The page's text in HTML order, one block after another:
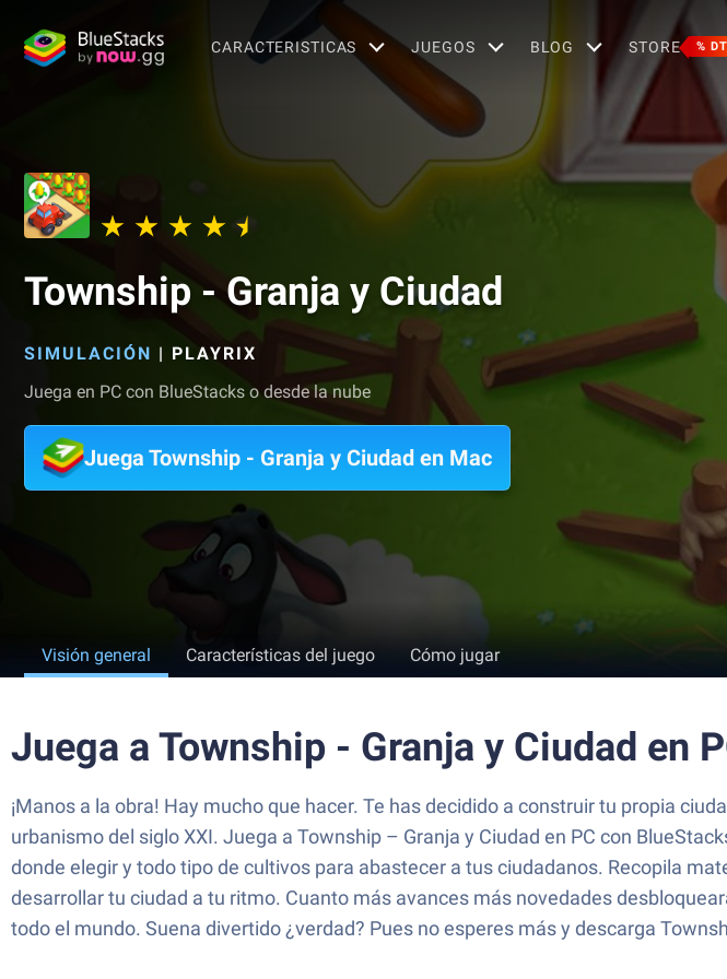
CARACTERISTICAS JUEGOS BLOG STORE %
Township - Granja y Ciudad
SIMULACIÓN | PLAYRIX
Juega en PC con BlueStacks o desde la nube
Juega Township - Granja y Ciudad en Mac
Visión general Características del juego Cómo jugar
Juega a Township - Granja y Ciudad en
¡Manos a la obra! Hay mucho que hacer. Te has decidido a construir tu propia
urbanismo del siglo XXI. Juega a Township – Granja y Ciudad en PC con
donde elegir y todo tipo de cultivos para abastecer a tus ciudadanos. Recopila
desarrollar tu ciudad a tu ritmo. Cuanto más avances más novedades
todo el mundo. Suena divertido ¿verdad? Pues no esperes más y descarga